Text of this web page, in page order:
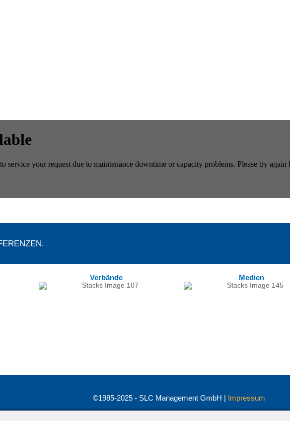
Verbände Medien
©1985-2025 - SLC Management GmbH | Impressum